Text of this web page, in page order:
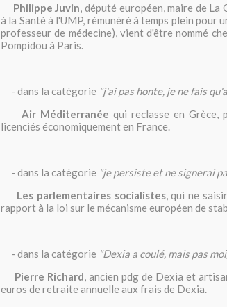
Philippe Juvin, député européen, maire de
à la Santé à l'UMP, rémunéré à temps plein
professeur de médecine), vient d'être nommé
Pompidou à Paris.
- dans la catégorie "j'ai pas honte, je ne fais
Air Méditerranée qui reclasse en Grèce,
licenciés économiquement en France.
- dans la catégorie "je persiste et ne signerai
Les parlementaires socialistes, qui ne
rapport à la loi sur le mécanisme européen de
- dans la catégorie "Dexia a coulé, mais pas
Pierre Richard, ancien pdg de Dexia et
euros de retraite annuelle aux frais de Dexia.